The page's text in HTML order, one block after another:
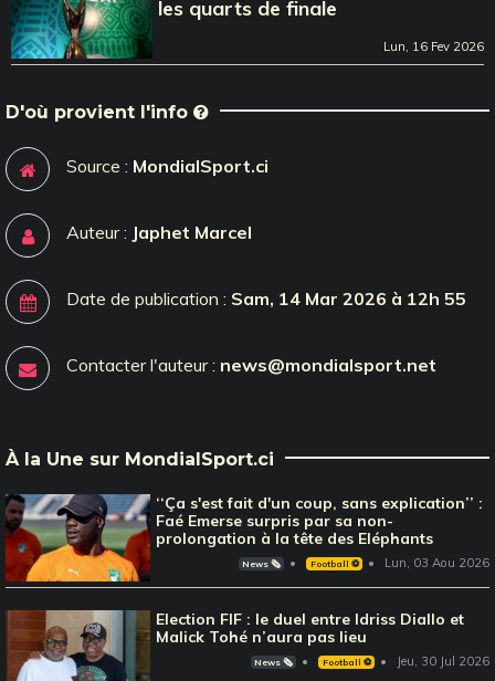
les quarts de finale
Lun, 16 Fev 2026
D'où provient l'info
Source : MondialSport.ci
Auteur : Japhet Marcel
Date de publication : Sam, 14 Mar 2026 à 12h 55
Contacter l'auteur : news@mondialsport.net
À la Une sur MondialSport.ci
‘‘Ça s'est fait d'un coup, sans explication’’ :
Faé Emerse surpris par sa non-
prolongation à la tête des Eléphants
News 🗞️ Football ⚽️ Lun, 03 Aou 2026
Election FIF : le duel entre Idriss Diallo et
Malick Tohé n’aura pas lieu
News 🗞️ Football ⚽️ Jeu, 30 Jul 2026